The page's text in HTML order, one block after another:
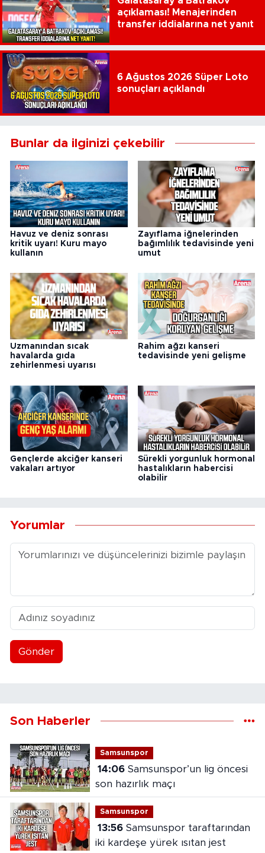
açıklaması! Menajerinden
transfer iddialarına net yanıt
6 Ağustos 2026 Süper Loto
sonuçları açıklandı
Bunlar da ilginizi çekebilir
Havuz ve deniz sonrası
kritik uyarı! Kuru mayo
kullanın
Zayıflama iğnelerinden
bağımlılık tedavisinde yeni
umut
Uzmanından sıcak
havalarda gıda
zehirlenmesi uyarısı
Rahim ağzı kanseri
tedavisinde yeni gelişme
Gençlerde akciğer kanseri
vakaları artıyor
Sürekli yorgunluk hormonal
hastalıkların habercisi
olabilir
Yorumlar
Gönder
Son Haberler
Samsunspor
14:06Samsunspor’un lig öncesi
son hazırlık maçı
Samsunspor
13:56Samsunspor taraftarından
iki kardeşe yürek ısıtan jest